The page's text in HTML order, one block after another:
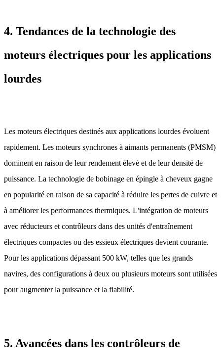
4. Tendances de la technologie des
moteurs électriques pour les applications
lourdes
Les moteurs électriques destinés aux applications lourdes évoluent
rapidement. Les moteurs synchrones à aimants permanents (PMSM)
dominent en raison de leur rendement élevé et de leur densité de
puissance. La technologie de bobinage en épingle à cheveux gagne
en popularité en raison de sa capacité à réduire les pertes de cuivre et
à améliorer les performances thermiques. L'intégration de moteurs
avec réducteurs et contrôleurs dans des unités d'entraînement
électriques compactes ou des essieux électriques devient courante.
Pour les applications dépassant 500 kW, telles que les grands
navires, des configurations à deux ou plusieurs moteurs sont utilisées
pour augmenter la puissance et la fiabilité.
5. Avancées dans les contrôleurs de